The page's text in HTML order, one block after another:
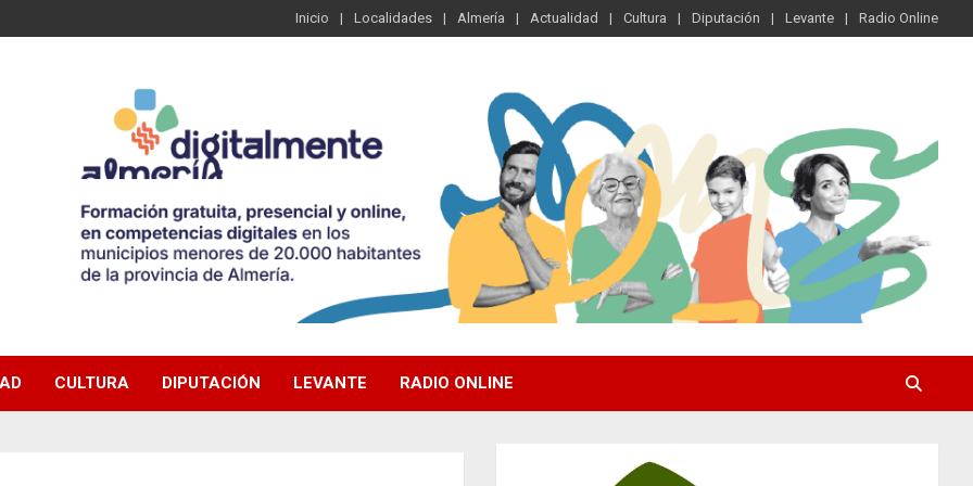
Inicio Localidades Almería Actualidad Cultura Diputación Levante Radio Online
CULTURA DIPUTACIÓN LEVANTE RADIO ONLINE